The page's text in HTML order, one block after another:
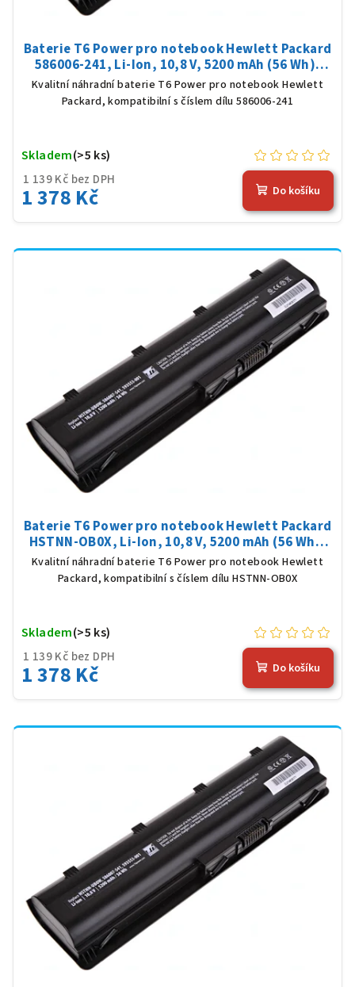
Baterie T6 Power pro notebook Hewlett Packard
586006-241, Li-Ion, 10,8 V, 5200 mAh (56 Wh),
černá
Kvalitní náhradní baterie T6 Power pro notebook Hewlett
Packard, kompatibilní s číslem dílu 586006-241
1 139 Kč bez DPH
1 378 Kč
Skladem(>5 ks)
Do košíku
Baterie T6 Power pro notebook Hewlett Packard
HSTNN-OB0X, Li-Ion, 10,8 V, 5200 mAh (56 Wh),
černá
Kvalitní náhradní baterie T6 Power pro notebook Hewlett
Packard, kompatibilní s číslem dílu HSTNN-OB0X
1 139 Kč bez DPH
1 378 Kč
Skladem(>5 ks)
Do košíku